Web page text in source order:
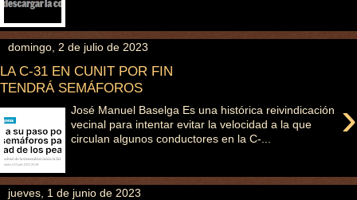
domingo, 2 de julio de 2023
LA C-31 EN CUNIT POR FIN
TENDRÁ SEMÁFOROS
›
José Manuel Baselga Es una histórica reivindicación
vecinal para intentar evitar la velocidad a la que
circulan algunos conductores en la C-...
jueves, 1 de junio de 2023